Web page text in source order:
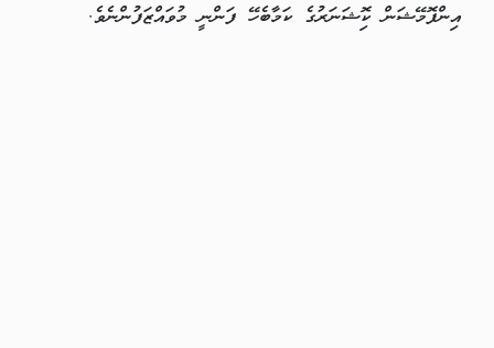
އިންފޮމޭޝަން ކޮިޝަނަރުގެ ކަމާބެހޭ ފަންނީ މުވައްޒަފުންނެވެ.